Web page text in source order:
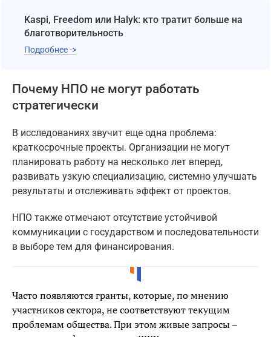
Kaspi, Freedom или Halyk: кто тратит больше на
благотворительность
Подробнее ->
Почему НПО не могут работать
стратегически
В исследованиях звучит еще одна проблема:
краткосрочные проекты. Организации не могут
планировать работу на несколько лет вперед,
развивать узкую специализацию, системно улучшать
результаты и отслеживать эффект от проектов.
НПО также отмечают отсутствие устойчивой
коммуникации с государством и последовательности
в выборе тем для финансирования.
Часто появляются гранты, которые, по мнению
участников сектора, не соответствуют текущим
проблемам общества. При этом живые запросы –